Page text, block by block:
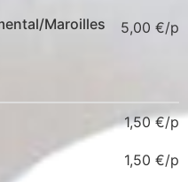
Maroilles
5,00 €
1,50€
1,50 €